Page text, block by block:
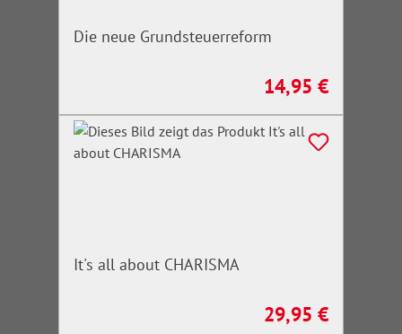
Die neue Grundsteuerreform
Regulärer Preis:
14,95 €
It's all about CHARISMA
Regulärer Preis:
29,95 €